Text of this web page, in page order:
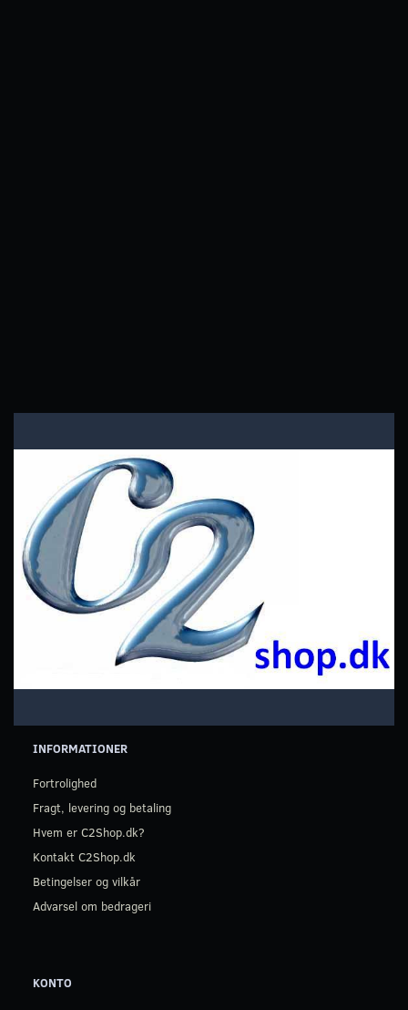
INFORMATIONER
Fortrolighed
Fragt, levering og betaling
Hvem er C2Shop.dk?
Kontakt C2Shop.dk
Betingelser og vilkår
Advarsel om bedrageri
KONTO